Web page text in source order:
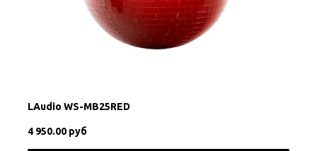
LAudio WS-MB25RED
4 950.00 руб